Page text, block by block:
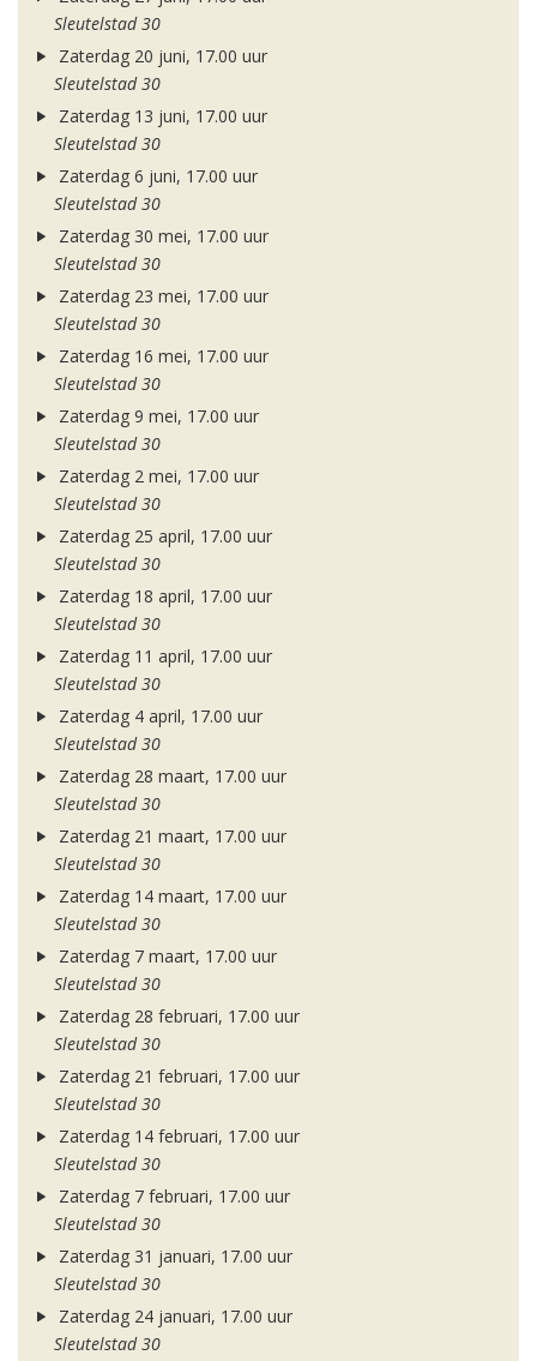
Sleutelstad 30
Zaterdag 20 juni, 17.00 uur
Sleutelstad 30
Zaterdag 13 juni, 17.00 uur
Sleutelstad 30
Zaterdag 6 juni, 17.00 uur
Sleutelstad 30
Zaterdag 30 mei, 17.00 uur
Sleutelstad 30
Zaterdag 23 mei, 17.00 uur
Sleutelstad 30
Zaterdag 16 mei, 17.00 uur
Sleutelstad 30
Zaterdag 9 mei, 17.00 uur
Sleutelstad 30
Zaterdag 2 mei, 17.00 uur
Sleutelstad 30
Zaterdag 25 april, 17.00 uur
Sleutelstad 30
Zaterdag 18 april, 17.00 uur
Sleutelstad 30
Zaterdag 11 april, 17.00 uur
Sleutelstad 30
Zaterdag 4 april, 17.00 uur
Sleutelstad 30
Zaterdag 28 maart, 17.00 uur
Sleutelstad 30
Zaterdag 21 maart, 17.00 uur
Sleutelstad 30
Zaterdag 14 maart, 17.00 uur
Sleutelstad 30
Zaterdag 7 maart, 17.00 uur
Sleutelstad 30
Zaterdag 28 februari, 17.00 uur
Sleutelstad 30
Zaterdag 21 februari, 17.00 uur
Sleutelstad 30
Zaterdag 14 februari, 17.00 uur
Sleutelstad 30
Zaterdag 7 februari, 17.00 uur
Sleutelstad 30
Zaterdag 31 januari, 17.00 uur
Sleutelstad 30
Zaterdag 24 januari, 17.00 uur
Sleutelstad 30